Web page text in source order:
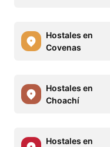
Hostales en
Covenas
Hostales en
Choachí
Hostales en